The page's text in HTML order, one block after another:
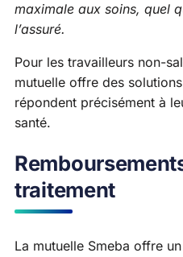
maximale aux soins, quel
l’assuré.
Pour les travailleurs non-
mutuelle offre des
répondent précisément à
santé.
traitement
La mutuelle Smeba offre